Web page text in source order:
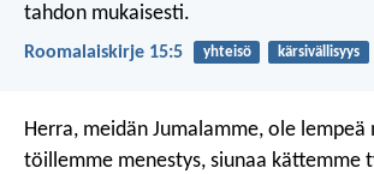
tahdon mukaisesti.
Roomalaiskirje 15:5 yhteisö kärsivällisyys
Herra, meidän Jumalamme, ole lempeä
töillemme menestys, siunaa kättemme